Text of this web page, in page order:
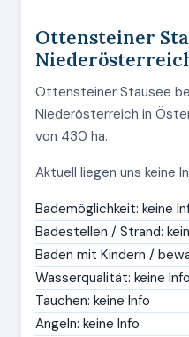
Ottensteiner
Ottensteiner Stausee
Niederösterreich in
von 430 ha.
Aktuell liegen uns keine
Bademöglichkeit: keine
Badestellen / Strand:
Baden mit Kindern /
Wasserqualität: keine Info
Tauchen: keine Info
Angeln: keine Info